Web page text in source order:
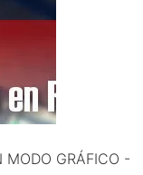
MODO GRÁFICO -